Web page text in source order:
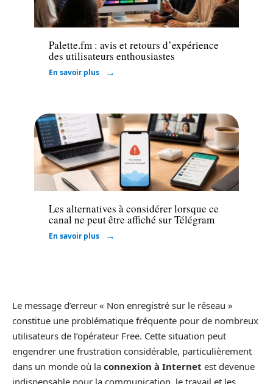
High-Tech
Palette.fm : avis et retours d’expérience
des utilisateurs enthousiastes
En savoir plus
Web
Les alternatives à considérer lorsque ce
canal ne peut être affiché sur Télégram
En savoir plus
Le message d’erreur « Non enregistré sur le réseau »
constitue une problématique fréquente pour de nombreux
utilisateurs de l’opérateur Free. Cette situation peut
engendrer une frustration considérable, particulièrement
dans un monde où la connexion à Internet est devenue